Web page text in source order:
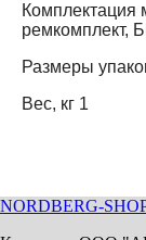
Комплектация
ремкомплект,
Размеры
Вес, кг 1
NORDBERG-